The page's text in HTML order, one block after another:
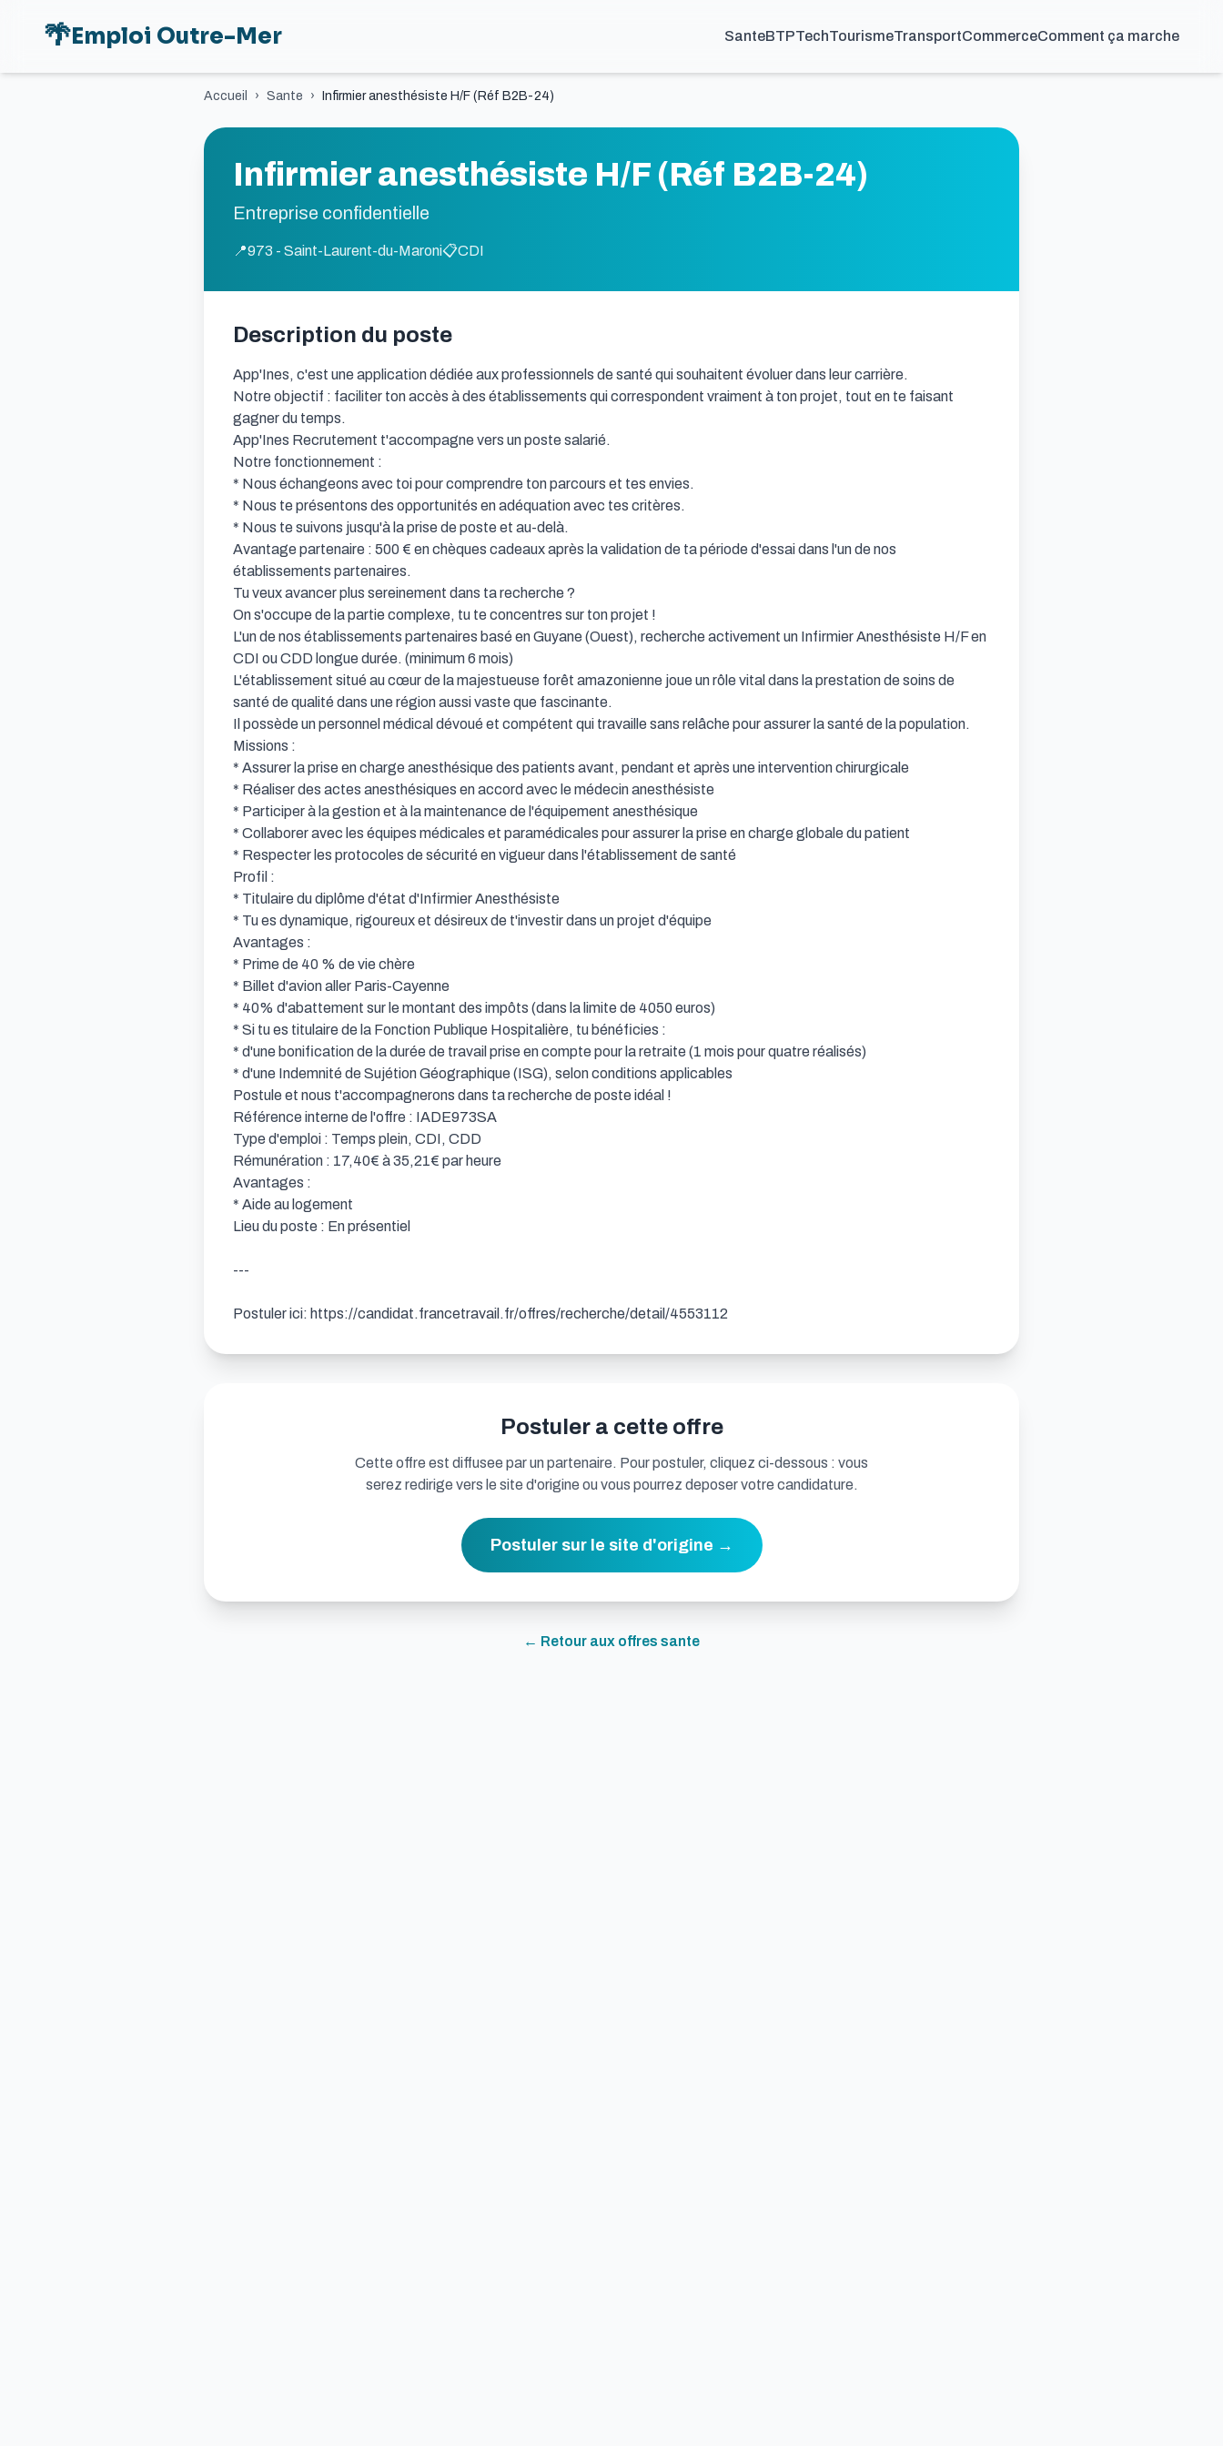
🌴Emploi Outre-Mer SanteBTPTechTourismeTransportCommerceComment ça marche
Accueil › Sante › Infirmier anesthésiste H/F (Réf B2B-24)
Infirmier anesthésiste H/F (Réf B2B-24)
Entreprise confidentielle
📍973 - Saint-Laurent-du-Maroni📋CDI
Description du poste
App'Ines, c'est une application dédiée aux professionnels de santé qui souhaitent évoluer dans leur carrière.
Notre objectif : faciliter ton accès à des établissements qui correspondent vraiment à ton projet, tout en te faisant
gagner du temps.
App'Ines Recrutement t'accompagne vers un poste salarié.
Notre fonctionnement :
* Nous échangeons avec toi pour comprendre ton parcours et tes envies.
* Nous te présentons des opportunités en adéquation avec tes critères.
* Nous te suivons jusqu'à la prise de poste et au-delà.
Avantage partenaire : 500 € en chèques cadeaux après la validation de ta période d'essai dans l'un de nos
établissements partenaires.
Tu veux avancer plus sereinement dans ta recherche ?
On s'occupe de la partie complexe, tu te concentres sur ton projet !
L'un de nos établissements partenaires basé en Guyane (Ouest), recherche activement un Infirmier Anesthésiste H/F en
CDI ou CDD longue durée. (minimum 6 mois)
L'établissement situé au cœur de la majestueuse forêt amazonienne joue un rôle vital dans la prestation de soins de
santé de qualité dans une région aussi vaste que fascinante.
Il possède un personnel médical dévoué et compétent qui travaille sans relâche pour assurer la santé de la population.
Missions :
* Assurer la prise en charge anesthésique des patients avant, pendant et après une intervention chirurgicale
* Réaliser des actes anesthésiques en accord avec le médecin anesthésiste
* Participer à la gestion et à la maintenance de l'équipement anesthésique
* Collaborer avec les équipes médicales et paramédicales pour assurer la prise en charge globale du patient
* Respecter les protocoles de sécurité en vigueur dans l'établissement de santé
Profil :
* Titulaire du diplôme d'état d'Infirmier Anesthésiste
* Tu es dynamique, rigoureux et désireux de t'investir dans un projet d'équipe
Avantages :
* Prime de 40 % de vie chère
* Billet d'avion aller Paris-Cayenne
* 40% d'abattement sur le montant des impôts (dans la limite de 4050 euros)
* Si tu es titulaire de la Fonction Publique Hospitalière, tu bénéficies :
* d'une bonification de la durée de travail prise en compte pour la retraite (1 mois pour quatre réalisés)
* d'une Indemnité de Sujétion Géographique (ISG), selon conditions applicables
Postule et nous t'accompagnerons dans ta recherche de poste idéal !
Référence interne de l'offre : IADE973SA
Type d'emploi : Temps plein, CDI, CDD
Rémunération : 17,40€ à 35,21€ par heure
Avantages :
* Aide au logement
Lieu du poste : En présentiel
---
Postuler ici: https://candidat.francetravail.fr/offres/recherche/detail/4553112
Postuler a cette offre
Cette offre est diffusee par un partenaire. Pour postuler, cliquez ci-dessous : vous
serez redirige vers le site d'origine ou vous pourrez deposer votre candidature.
Postuler sur le site d'origine →
← Retour aux offres sante